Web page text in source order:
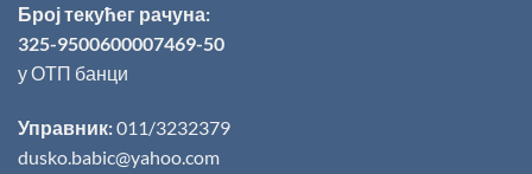
Број текућег рачуна:
325-9500600007469-50
у ОТП банци
Управник:011/3232379
dusko.babic@yahoo.com